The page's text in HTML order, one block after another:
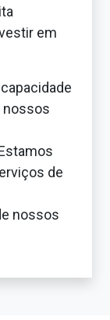
em
nossos
de
nossos